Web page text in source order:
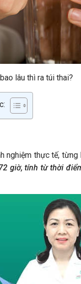
lâu thì ra túi thai?
nghiệm thực tế,
giờ, tính từ thời